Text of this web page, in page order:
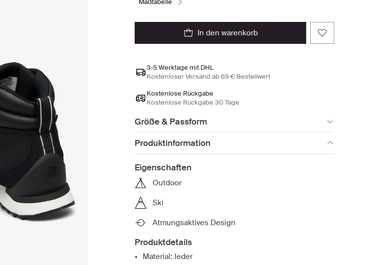
maßtabelle
in den warenkorb
3-5 Werktage mit DHL
Kostenloser Versand ab 69 € Bestellwert
Kostenlose Rückgabe
Kostenlose Rückgabe 30 Tage
Größe & Passform
Produktinformation
Eigenschaften
Outdoor
Ski
Atmungsaktives Design
Produktdetails
Material: leder